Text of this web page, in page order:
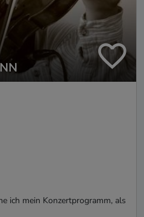
ich mein Konzertprogramm, als